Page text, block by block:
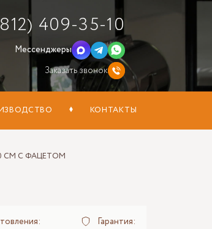
409-35-10
Мессенджеры
Заказать звонок
КОНТАКТЫ
СМ С ФАЦЕТОМ
Гарантия: